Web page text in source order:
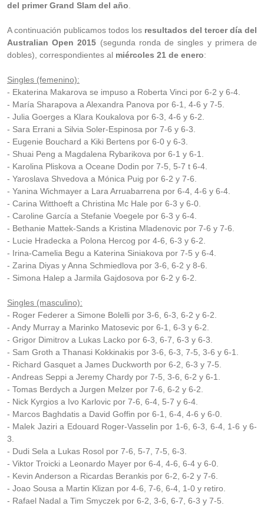
del primer Grand Slam del año
A continuación publicamos todos los resultados del tercer día del
Australian Open 2015 (segunda ronda de singles y primera de
dobles), correspondientes al miércoles 21 de enero:
Singles (femenino):
- Ekaterina Makarova se impuso a Roberta Vinci por 6-2 y 6-4.
- María Sharapova a Alexandra Panova por 6-1, 4-6 y 7-5.
- Julia Goerges a Klara Koukalova por 6-3, 4-6 y 6-2.
- Sara Errani a Silvia Soler-Espinosa por 7-6 y 6-3.
- Eugenie Bouchard a Kiki Bertens por 6-0 y 6-3.
- Shuai Peng a Magdalena Rybarikova por 6-1 y 6-1.
- Karolina Pliskova a Oceane Dodin por 7-5, 5-7 t 6-4.
- Yaroslava Shvedova a Mónica Puig por 6-2 y 7-6.
- Yanina Wichmayer a Lara Arruabarrena por 6-4, 4-6 y 6-4.
- Carina Witthoeft a Christina Mc Hale por 6-3 y 6-0.
- Caroline García a Stefanie Voegele por 6-3 y 6-4.
- Bethanie Mattek-Sands a Kristina Mladenovic por 7-6 y 7-6.
- Lucie Hradecka a Polona Hercog por 4-6, 6-3 y 6-2.
- Irina-Camelia Begu a Katerina Siniakova por 7-5 y 6-4.
- Zarina Diyas y Anna Schmiedlova por 3-6, 6-2 y 8-6.
- Simona Halep a Jarmila Gajdosova por 6-2 y 6-2.
Singles (masculino):
- Roger Federer a Simone Bolelli por 3-6, 6-3, 6-2 y 6-2.
- Andy Murray a Marinko Matosevic por 6-1, 6-3 y 6-2.
- Grigor Dimitrov a Lukas Lacko por 6-3, 6-7, 6-3 y 6-3.
- Sam Groth a Thanasi Kokkinakis por 3-6, 6-3, 7-5, 3-6 y 6-1.
- Richard Gasquet a James Duckworth por 6-2, 6-3 y 7-5.
- Andreas Seppi a Jeremy Chardy por 7-5, 3-6, 6-2 y 6-1.
- Tomas Berdych a Jurgen Melzer por 7-6, 6-2 y 6-2.
- Nick Kyrgios a Ivo Karlovic por 7-6, 6-4, 5-7 y 6-4.
- Marcos Baghdatis a David Goffin por 6-1, 6-4, 4-6 y 6-0.
- Malek Jaziri a Edouard Roger-Vasselin por 1-6, 6-3, 6-4, 1-6 y 6-
3.
- Dudi Sela a Lukas Rosol por 7-6, 5-7, 7-5, 6-3.
- Viktor Troicki a Leonardo Mayer por 6-4, 4-6, 6-4 y 6-0.
- Kevin Anderson a Ricardas Berankis por 6-2, 6-2 y 7-6.
- Joao Sousa a Martin Klizan por 4-6, 7-6, 6-4, 1-0 y retiro.
- Rafael Nadal a Tim Smyczek por 6-2, 3-6, 6-7, 6-3 y 7-5.